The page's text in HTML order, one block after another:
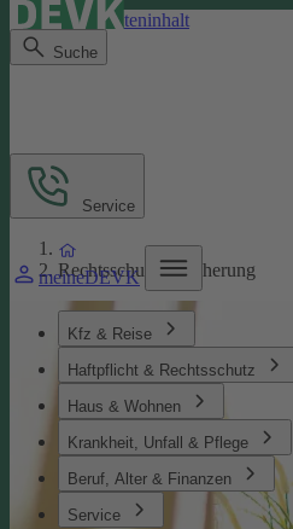
Direkt zum Seiteninhalt
Suche
meineDEVK
Kfz & Reise
Haftpflicht & Rechtsschutz
Haus & Wohnen
Krankheit, Unfall & Pflege
Beruf, Alter & Finanzen
Service
Service
Rechtsschutzversicherung